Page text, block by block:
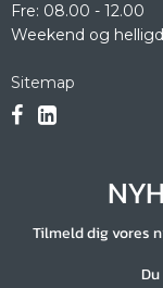
Fre: 08.00 - 12.00
Weekend og
Sitemap
Tilmeld dig vores